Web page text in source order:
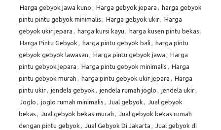
Harga gebyok jawa kuno , Harga gebyok jepara , harga gebyok
pintu pintu gebyok minimalis , Harga gebyok ukir, Harga
gebyok ukir jepara , harga kursi kayu , harga kusen pintu bekas ,
Harga Pintu Gebyok , harga pintu gebyok bali , harga pintu
gebyok gebyok lawasan , Harga pintu gebyok jawa , Harga
pintu gebyok jepara , Harga pintu gebyok minimalis , Harga
pintu gebyok murah , harga pintu gebyok ukir jepara , Harga
pintu ukir, jendela gebyok , jendela rumah joglo , jendela ukir,
Joglo , joglo rumah minimalis , Jual gebyok , Jual gebyok
bekas , Jual gebyok bekas murah , Jual gebyok bekas rumah
dengan pintu gebyok , Jual Gebyok Di Jakarta , Jual gebyok di